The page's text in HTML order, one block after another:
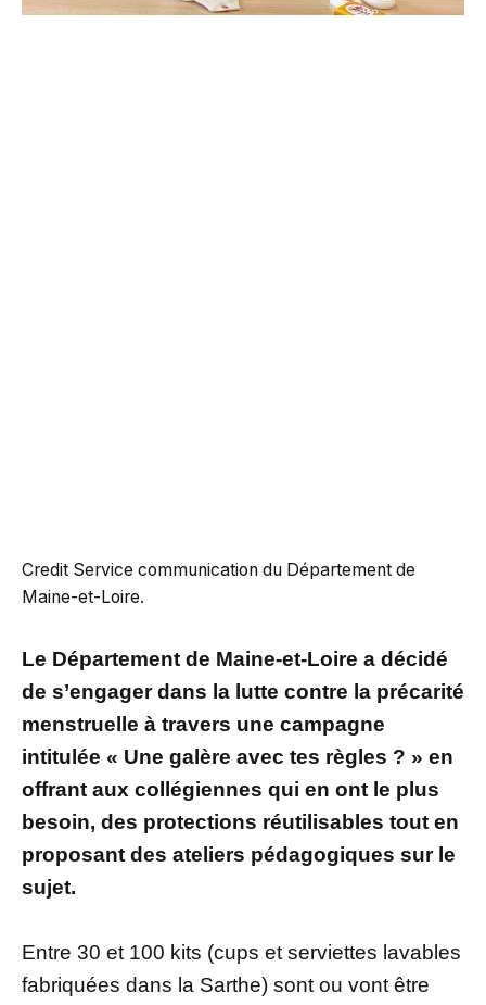
Credit Service communication du Département de
Maine-et-Loire.
Le Département de Maine-et-Loire a décidé
de s’engager dans la lutte contre la précarité
menstruelle à travers une campagne
intitulée « Une galère avec tes règles ? » en
offrant aux collégiennes qui en ont le plus
besoin, des protections réutilisables tout en
proposant des ateliers pédagogiques sur le
sujet.
Entre 30 et 100 kits (cups et serviettes lavables
fabriquées dans la Sarthe) sont ou vont être